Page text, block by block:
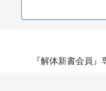
『解体新書会員』